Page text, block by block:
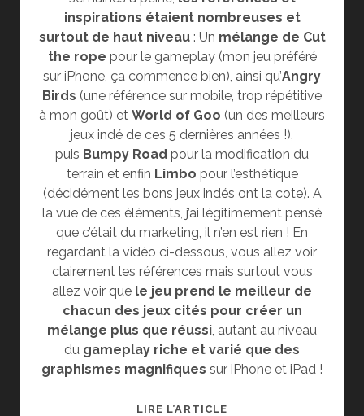
inspirations étaient nombreuses et
surtout de haut niveau: Un mélange de Cut
the rope pour le gameplay (mon jeu préféré
sur iPhone, ça commence bien), ainsi qu’Angry
Birds (une référence sur mobile, trop répétitive
à mon goût) et World of Goo (un des meilleurs
jeux indé de ces 5 dernières années !),
puis Bumpy Road pour la modification du
terrain et enfin Limbo pour l’esthétique
(décidément les bons jeux indés ont la cote). A
la vue de ces éléments, j’ai légitimement pensé
que c’était du marketing, il n’en est rien ! En
regardant la vidéo ci-dessous, vous allez voir
clairement les références mais surtout vous
allez voir que le jeu prend le meilleur de
chacun des jeux cités pour créer un
mélange plus que réussi, autant au niveau
du gameplay riche et varié que des
graphismes magnifiques sur iPhone et iPad !
LIRE L’ARTICLECONTRE-